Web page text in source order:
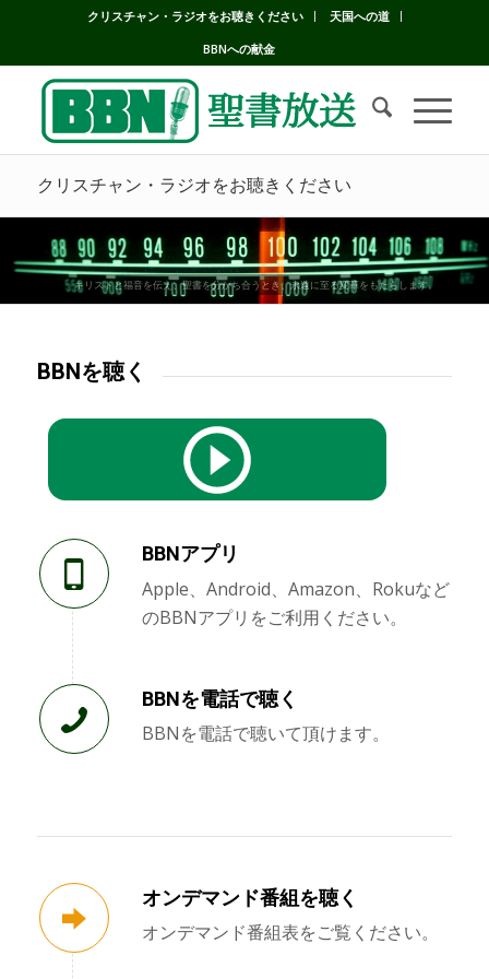
クリスチャン・ラジオをお聴きください
天国への道
BBNへの献金
クリスチャン・ラジオをお聴きください
キリストと福音を伝え、聖書を分かち合うとき、永遠に至る変革をもたらします。
BBNを聴く
BBNアプリ
Apple、Android、Amazon、Rokuなど
のBBNアプリをご利用ください。
BBNを電話で聴く
BBNを電話で聴いて頂けます。
オンデマンド番組を聴く
オンデマンド番組表をご覧ください。